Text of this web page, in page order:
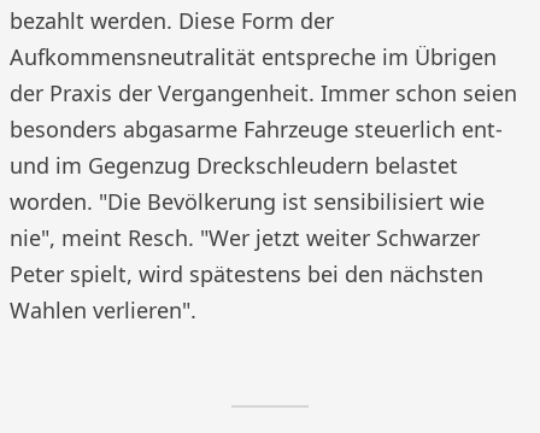
bezahlt werden. Diese Form der
Aufkommensneutralität entspreche im Übrigen
der Praxis der Vergangenheit. Immer schon seien
besonders abgasarme Fahrzeuge steuerlich ent-
und im Gegenzug Dreckschleudern belastet
worden. "Die Bevölkerung ist sensibilisiert wie
nie", meint Resch. "Wer jetzt weiter Schwarzer
Peter spielt, wird spätestens bei den nächsten
Wahlen verlieren".